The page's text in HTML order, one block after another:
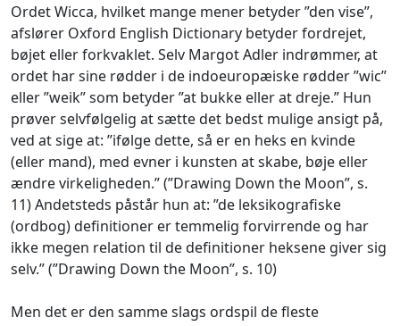
Ordet Wicca, hvilket mange mener betyder ”den vise”,
afslører Oxford English Dictionary betyder fordrejet,
bøjet eller forkvaklet. Selv Margot Adler indrømmer, at
ordet har sine rødder i de indoeuropæiske rødder ”wic”
eller ”weik” som betyder ”at bukke eller at dreje.” Hun
prøver selvfølgelig at sætte det bedst mulige ansigt på,
ved at sige at: ”ifølge dette, så er en heks en kvinde
(eller mand), med evner i kunsten at skabe, bøje eller
ændre virkeligheden.” (”Drawing Down the Moon”, s.
11) Andetsteds påstår hun at: ”de leksikografiske
(ordbog) definitioner er temmelig forvirrende og har
ikke megen relation til de definitioner heksene giver sig
selv.” (”Drawing Down the Moon”, s. 10)
Men det er den samme slags ordspil de fleste